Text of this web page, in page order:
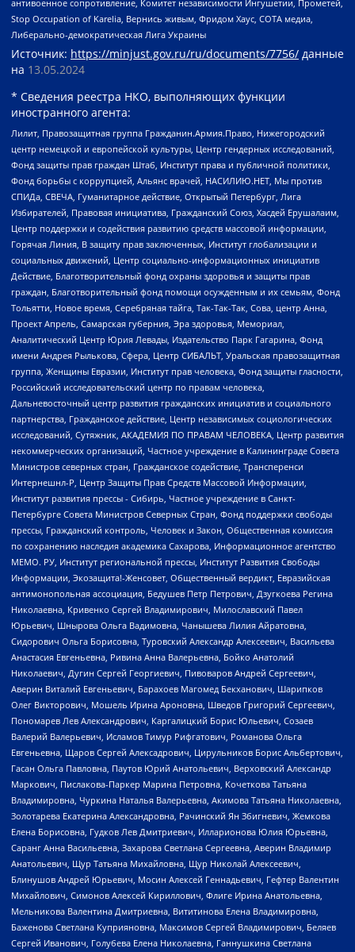
антивоенное сопротивление, Комитет независимости Ингушетии, Прометей,
Stop Occupation of Karelia, Вернись живым, Фридом Хаус, СОТА медиа,
Либерально-демократическая Лига Украины
Источник: https://minjust.gov.ru/ru/documents/7756/ данные
на 13.05.2024
* Сведения реестра НКО, выполняющих функции
иностранного агента:
Лилит, Правозащитная группа Гражданин.Армия.Право, Нижегородский
центр немецкой и европейской культуры, Центр гендерных исследований,
Фонд защиты прав граждан Штаб, Институт права и публичной политики,
Фонд борьбы с коррупцией, Альянс врачей, НАСИЛИЮ.НЕТ, Мы против
СПИДа, СВЕЧА, Гуманитарное действие, Открытый Петербург, Лига
Избирателей, Правовая инициатива, Гражданский Союз, Хасдей Ерушалаим,
Центр поддержки и содействия развитию средств массовой информации,
Горячая Линия, В защиту прав заключенных, Институт глобализации и
социальных движений, Центр социально-информационных инициатив
Действие, Благотворительный фонд охраны здоровья и защиты прав
граждан, Благотворительный фонд помощи осужденным и их семьям, Фонд
Тольятти, Новое время, Серебряная тайга, Так-Так-Так, Сова, центр Анна,
Проект Апрель, Самарская губерния, Эра здоровья, Мемориал,
Аналитический Центр Юрия Левады, Издательство Парк Гагарина, Фонд
имени Андрея Рылькова, Сфера, Центр СИБАЛЬТ, Уральская правозащитная
группа, Женщины Евразии, Институт прав человека, Фонд защиты гласности,
Российский исследовательский центр по правам человека,
Дальневосточный центр развития гражданских инициатив и социального
партнерства, Гражданское действие, Центр независимых социологических
исследований, Сутяжник, АКАДЕМИЯ ПО ПРАВАМ ЧЕЛОВЕКА, Центр развития
некоммерческих организаций, Частное учреждение в Калининграде Совета
Министров северных стран, Гражданское содействие, Трансперенси
Интернешнл-Р, Центр Защиты Прав Средств Массовой Информации,
Институт развития прессы - Сибирь, Частное учреждение в Санкт-
Петербурге Совета Министров Северных Стран, Фонд поддержки свободы
прессы, Гражданский контроль, Человек и Закон, Общественная комиссия
по сохранению наследия академика Сахарова, Информационное агентство
МЕМО. РУ, Институт региональной прессы, Институт Развития Свободы
Информации, Экозащита!-Женсовет, Общественный вердикт, Евразийская
антимонопольная ассоциация, Бедушев Петр Петрович, Дзугкоева Регина
Николаевна, Кривенко Сергей Владимирович, Милославский Павел
Юрьевич, Шнырова Ольга Вадимовна, Чанышева Лилия Айратовна,
Сидорович Ольга Борисовна, Туровский Александр Алексеевич, Васильева
Анастасия Евгеньевна, Ривина Анна Валерьевна, Бойко Анатолий
Николаевич, Дугин Сергей Георгиевич, Пивоваров Андрей Сергеевич,
Аверин Виталий Евгеньевич, Барахоев Магомед Бекханович, Шарипков
Олег Викторович, Мошель Ирина Ароновна, Шведов Григорий Сергеевич,
Пономарев Лев Александрович, Каргалицкий Борис Юльевич, Созаев
Валерий Валерьевич, Исламов Тимур Рифгатович, Романова Ольга
Евгеньевна, Щаров Сергей Алексадрович, Цирульников Борис Альбертович,
Гасан Ольга Павловна, Паутов Юрий Анатольевич, Верховский Александр
Маркович, Пислакова-Паркер Марина Петровна, Кочеткова Татьяна
Владимировна, Чуркина Наталья Валерьевна, Акимова Татьяна Николаевна,
Золотарева Екатерина Александровна, Рачинский Ян Збигневич, Жемкова
Елена Борисовна, Гудков Лев Дмитриевич, Илларионова Юлия Юрьевна,
Саранг Анна Васильевна, Захарова Светлана Сергеевна, Аверин Владимир
Анатольевич, Щур Татьяна Михайловна, Щур Николай Алексеевич,
Блинушов Андрей Юрьевич, Мосин Алексей Геннадьевич, Гефтер Валентин
Михайлович, Симонов Алексей Кириллович, Флиге Ирина Анатольевна,
Мельникова Валентина Дмитриевна, Вититинова Елена Владимировна,
Баженова Светлана Куприяновна, Максимов Сергей Владимирович, Беляев
Сергей Иванович, Голубева Елена Николаевна, Ганнушкина Светлана